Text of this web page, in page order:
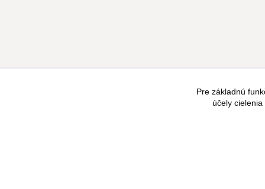
Pre základnú
účely